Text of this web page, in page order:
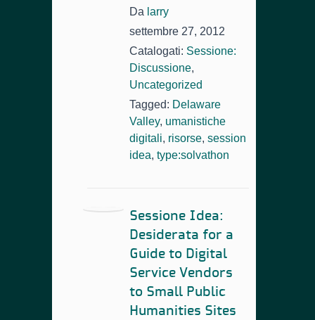
Da larry
settembre 27, 2012
Catalogati: Sessione:
Discussione,
Uncategorized
Tagged: Delaware
Valley, umanistiche
digitali, risorse, session
idea, type:solvathon
Sessione Idea:
Desiderata for a
Guide to Digital
Service Vendors
to Small Public
Humanities Sites